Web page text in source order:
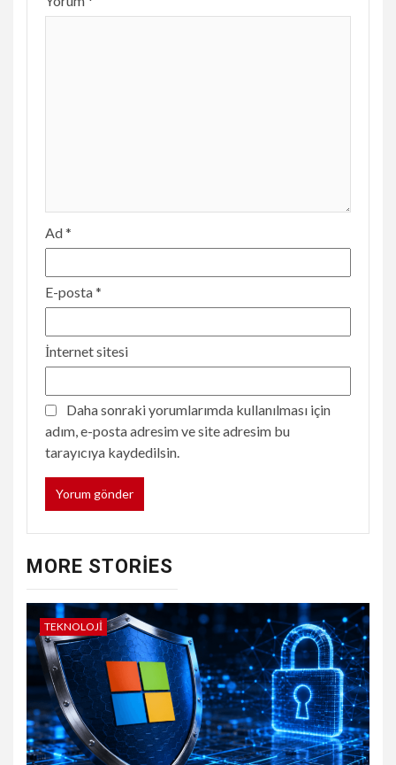
Ad*
E-posta*
İnternet sitesi
Daha sonraki yorumlarımda kullanılması için
adım, e-posta adresim ve site adresim bu
tarayıcıya kaydedilsin.
MORE STORIES
TEKNOLOJI